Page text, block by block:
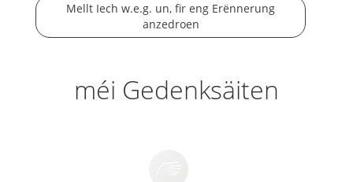
Mellt Iech w.e.g. un, fir eng Erënnerung
anzedroen
méi Gedenksäiten